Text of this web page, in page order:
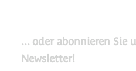
... oder abonnieren Sie
Newsletter!